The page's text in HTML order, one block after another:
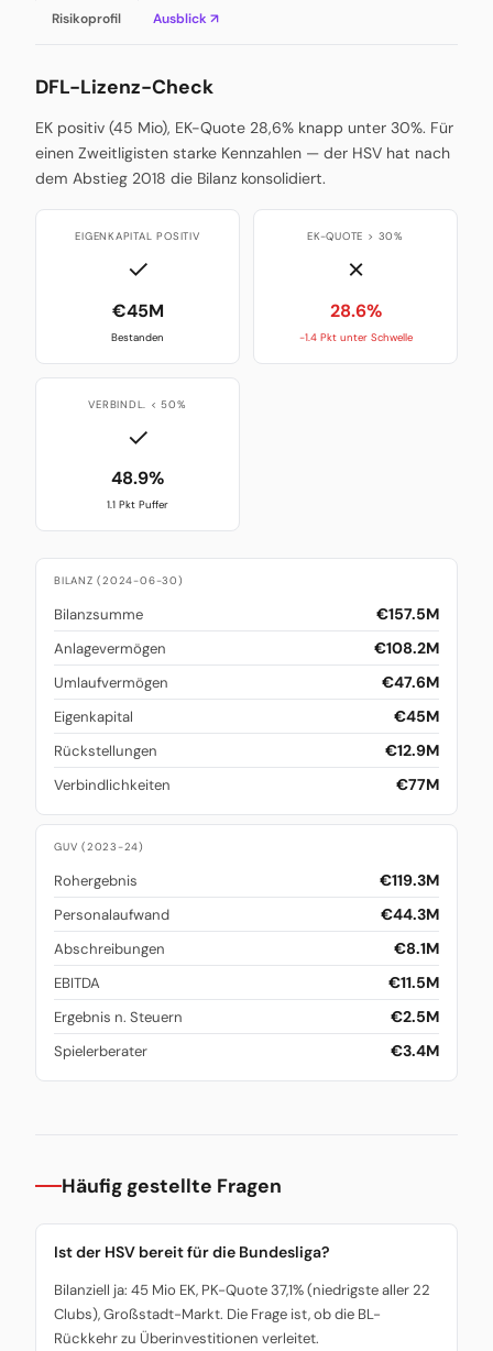
Risikoprofil Ausblick ↗
DFL-Lizenz-Check
EK positiv (45 Mio), EK-Quote 28,6% knapp unter 30%. Für
einen Zweitligisten starke Kennzahlen — der HSV hat nach
dem Abstieg 2018 die Bilanz konsolidiert.
EIGENKAPITAL POSITIV
✓
€45M
Bestanden
EK-QUOTE > 30%
✗
28.6%
-1.4 Pkt unter Schwelle
VERBINDL. < 50%
✓
48.9%
1.1 Pkt Puffer
BILANZ (2024-06-30)
Bilanzsumme €157.5M
Anlagevermögen €108.2M
Umlaufvermögen €47.6M
Eigenkapital €45M
Rückstellungen €12.9M
Verbindlichkeiten €77M
GUV (2023-24)
Rohergebnis €119.3M
Personalaufwand €44.3M
Abschreibungen €8.1M
EBITDA €11.5M
Ergebnis n. Steuern €2.5M
Spielerberater €3.4M
Häufig gestellte Fragen
Ist der HSV bereit für die Bundesliga?
Bilanziell ja: 45 Mio EK, PK-Quote 37,1% (niedrigste aller 22
Clubs), Großstadt-Markt. Die Frage ist, ob die BL-
Rückkehr zu Überinvestitionen verleitet.